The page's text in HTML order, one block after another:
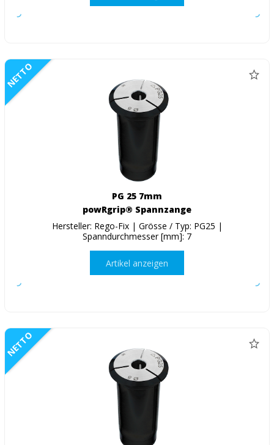
NETTO
PG 25 7mm
powRgrip® Spannzange
Hersteller: Rego-Fix | Grösse / Typ: PG25 |
Spanndurchmesser [mm]: 7
Artikel anzeigen
NETTO